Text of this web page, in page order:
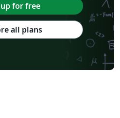
for free
all plans